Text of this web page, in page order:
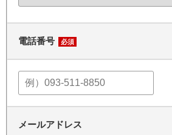
電話番号 必須
メールアドレス